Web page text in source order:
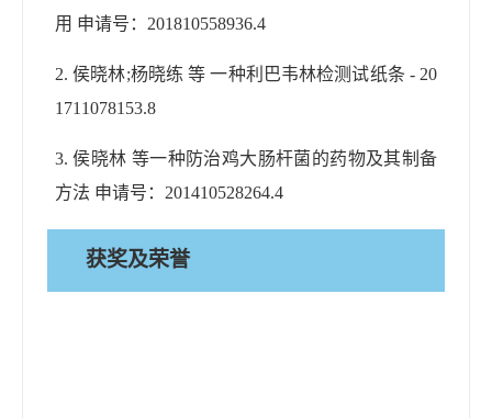
用 申请号： 201810558936.4
2.侯晓林;杨晓练 等 一种利巴韦林检测试纸条 - 20
1711078153.8
3.侯晓林 等一种防治鸡大肠杆菌的药物及其制备
方法 申请号： 201410528264.4
获奖及荣誉